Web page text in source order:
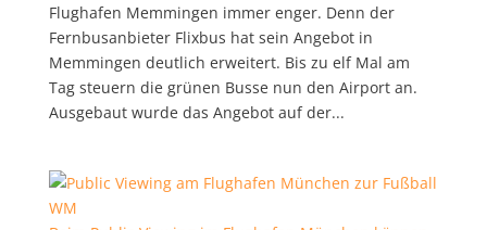
Flughafen Memmingen immer enger. Denn der
Fernbusanbieter Flixbus hat sein Angebot in
Memmingen deutlich erweitert. Bis zu elf Mal am
Tag steuern die grünen Busse nun den Airport an.
Ausgebaut wurde das Angebot auf der...